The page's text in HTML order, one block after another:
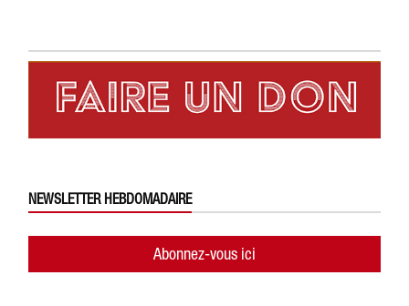
NEWSLETTER HEBDOMADAIRE
Abonnez-vous ici